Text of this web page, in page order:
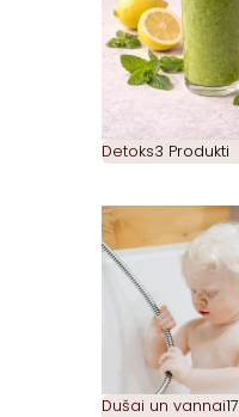
Detoks3 Produkti
Dušai un vannai17